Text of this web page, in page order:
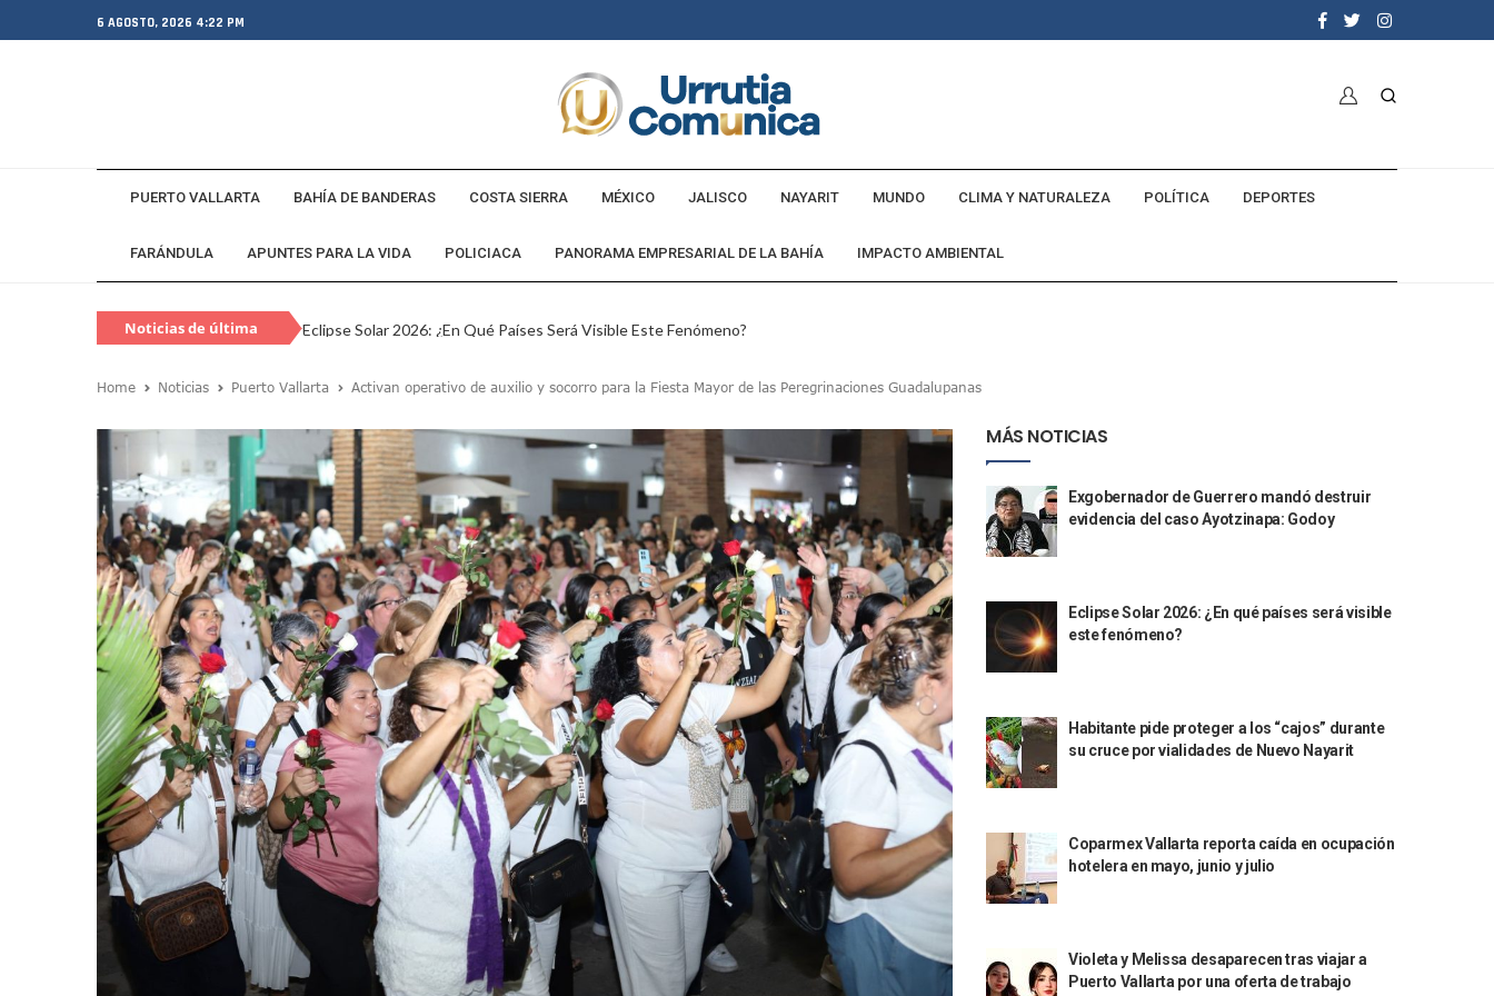
6 AGOSTO, 2026 4:22 PM
PUERTO VALLARTA BAHÍA DE BANDERAS COSTA SIERRA MÉXICO JALISCO NAYARIT MUNDO CLIMA Y NATURALEZA POLÍTICA DEPORTES
FARÁNDULA APUNTES PARA LA VIDA POLICIACA PANORAMA EMPRESARIAL DE LA BAHÍA IMPACTO AMBIENTAL
Noticias de última
Eclipse Solar 2026: ¿En Qué Países Será Visible Este Fenómeno?
Coparmex Vallarta Reporta Caída En Ocupación Hotelera En Mayo, Junio Y Julio
Juan Calderón Pide Oración Para Puerto Vallarta Ante La Virgen De Guadalupe
Jalisco Se Integra A Estrategia Nacional Para Sembrar 6.6 Millones De Árboles
Frustran Presunto Secuestro Virtual De Un Menor De 13 Años En Puerto Vallarta
Infecciones Respiratorias Encabezan Las Principales Causas De Enfermedad En Jalisco
SIOP Moderniza La Casa De La Cultura En Mascota Con Nuevo Auditorio
Van Por La Reorganización De Los Archivos Municipales En Puerto Vallarta
Estados Unidos Endurece Su Combate Al CJNG Con Nuevos Cargos Y Objetivos Prioritarios
Buscan A Wilber Armando Colmenares Márquez, Desaparecido En Puerto Vallarta
Melissa Madero Exige Aclarar Sustento Legal De Las Descargas Residuales Al Mar
Washington Enfrenta Una Emergencia Ambiental Por Incendios Históricos
Avanza Plan Para Construir Estadio De Tritones Vallarta; Será Financiado Por Privados
Nuevas Concesiones De Taxis En Puerto Vallarta, ¿para Quiénes Aplica Y Cómo Tramitarlas?
Mueren Cuatro Personas Tras Explosión De Una Pipa En Tlaquepaque (VIDEO)
Bruno Blancas Lleva El Mensaje De La Cuarta Transformación A Puerto Vallarta Y Tomatlán
Liberan 180 Crías De Iguana Verde En El Estero El Salado Por Su 26 Aniversario
Puerto Vallarta Participa En Los PriceAgencies Awards 2026 En Ciudad De México
Ofrecerán Asesoría Jurídica Gratuita En Puerto Vallarta Para Emprendedores Y Ciudadanía
Juan Solís E Iris Torres Buscan Integrar La Planilla Del PAN Vallarta Para El 2027
Home Noticias Puerto Vallarta Activan operativo de auxilio y socorro para la Fiesta Mayor de las Peregrinaciones Guadalupanas
MÁS NOTICIAS
Exgobernador de Guerrero mandó destruir
evidencia del caso Ayotzinapa: Godoy
Eclipse Solar 2026: ¿En qué países será visible
este fenómeno?
Habitante pide proteger a los “cajos” durante
su cruce por vialidades de Nuevo Nayarit
Coparmex Vallarta reporta caída en ocupación
hotelera en mayo, junio y julio
Violeta y Melissa desaparecen tras viajar a
Puerto Vallarta por una oferta de trabajo